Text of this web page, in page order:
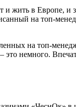
и жить в Европе,
на топ-
на топ-
немного.